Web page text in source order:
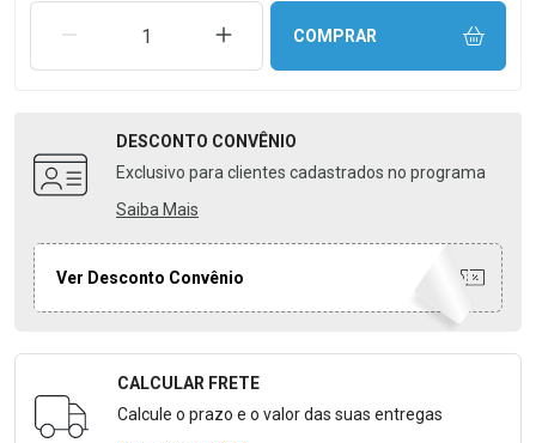
REMOVER UMA UNIDADEAUMENTAR UMA UNIDADE
COMPRAR
DESCONTO CONVÊNIO
Exclusivo para clientes cadastrados no programa
Saiba Mais
Ver Desconto Convênio
Formulário para Calcular o Frete
CALCULAR FRETE
Calcule o prazo e o valor das suas entregas